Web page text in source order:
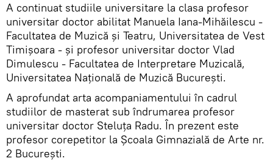
A continuat studiile universitare la clasa profesor
universitar doctor abilitat Manuela Iana-Mihăilescu -
Facultatea de Muzică și Teatru, Universitatea de Vest
Timișoara - și profesor universitar doctor Vlad
Dimulescu - Facultatea de Interpretare Muzicală,
Universitatea Națională de Muzică București.
A aprofundat arta acompaniamentului în cadrul
studiilor de masterat sub îndrumarea profesor
universitar doctor Steluța Radu. În prezent este
profesor corepetitor la Școala Gimnazială de Arte nr.
2 București.